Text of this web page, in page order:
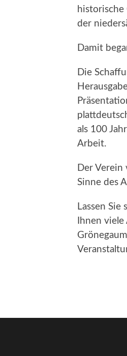
der
Damit
Die
als 100
Arbeit.
Der
Sinne des
Lassen
Ihnen